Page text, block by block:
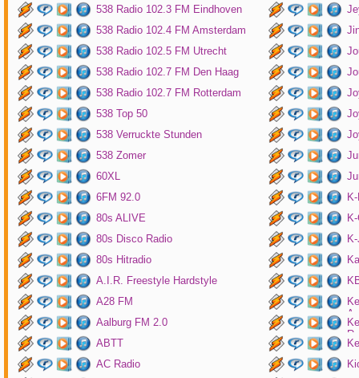
538 Radio 102.3 FM Eindhoven
538 Radio 102.4 FM Amsterdam
538 Radio 102.5 FM Utrecht
538 Radio 102.7 FM Den Haag
538 Radio 102.7 FM Rotterdam
538 Top 50
538 Verruckte Stunden
538 Zomer
60XL
6FM 92.0
80s ALIVE
80s Disco Radio
80s Hitradio
A.I.R. Freestyle Hardstyle
A28 FM
Aalburg FM 2.0
ABTT
AC Radio